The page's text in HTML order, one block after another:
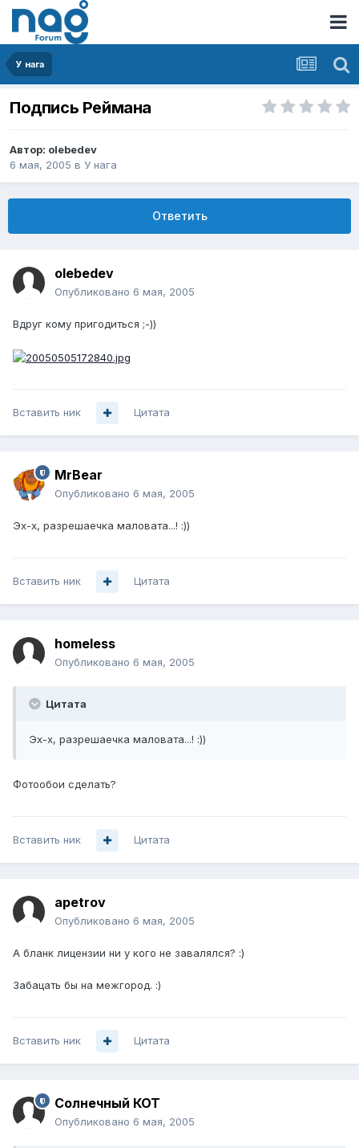
У нага
Подпись Реймана
Автор: olebedev
6 мая, 2005 в У нага
Ответить
olebedev
Опубликовано 6 мая, 2005
Вдруг кому пригодиться ;-))
Вставить ник Цитата
MrBear
Опубликовано 6 мая, 2005
Эх-х, разрешаечка маловата...! :))
Вставить ник Цитата
homeless
Опубликовано 6 мая, 2005
Цитата
Эх-х, разрешаечка маловата...! :))
Фотообои сделать?
Вставить ник Цитата
apetrov
Опубликовано 6 мая, 2005
А бланк лицензии ни у кого не завалялся? :)
Забацать бы на межгород. :)
Вставить ник Цитата
Солнечный КОТ
Опубликовано 6 мая, 2005